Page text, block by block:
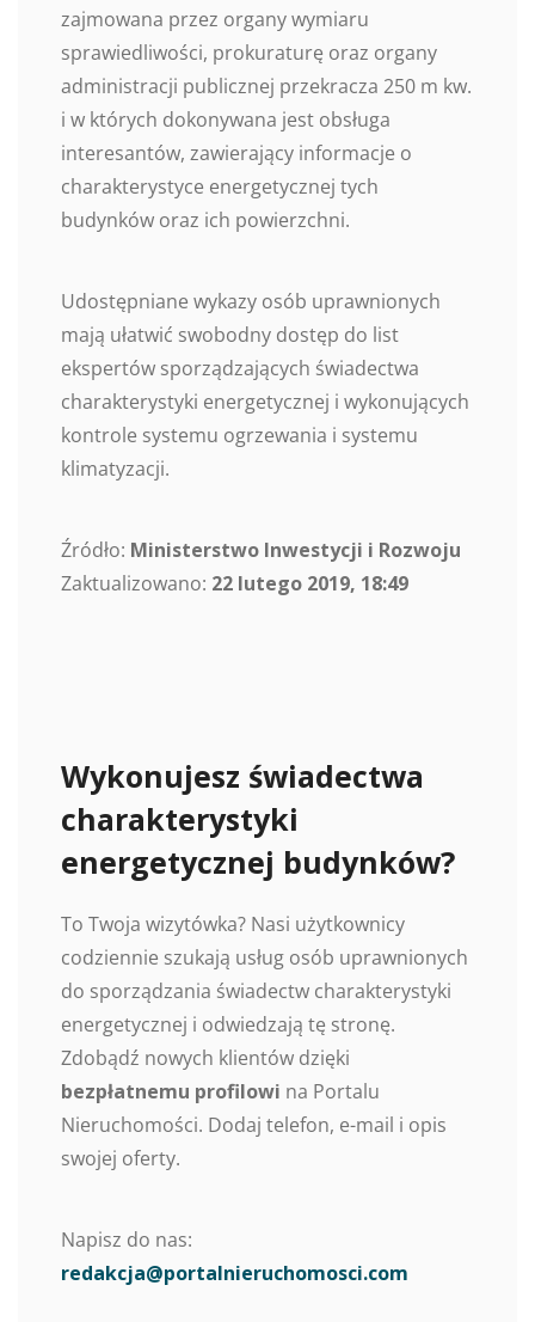
zajmowana przez organy wymiaru
sprawiedliwości, prokuraturę oraz organy
administracji publicznej przekracza 250 m kw.
i w których dokonywana jest obsługa
interesantów, zawierający informacje o
charakterystyce energetycznej tych
budynków oraz ich powierzchni.
Udostępniane wykazy osób uprawnionych
mają ułatwić swobodny dostęp do list
ekspertów sporządzających świadectwa
charakterystyki energetycznej i wykonujących
kontrole systemu ogrzewania i systemu
klimatyzacji.
Źródło: Ministerstwo Inwestycji i Rozwoju
Zaktualizowano: 22 lutego 2019, 18:49
Wykonujesz świadectwa
charakterystyki
energetycznej budynków?
To Twoja wizytówka? Nasi użytkownicy
codziennie szukają usług osób uprawnionych
do sporządzania świadectw charakterystyki
energetycznej i odwiedzają tę stronę.
Zdobądź nowych klientów dzięki
bezpłatnemu profilowi na Portalu
Nieruchomości. Dodaj telefon, e-mail i opis
swojej oferty.
Napisz do nas:
redakcja@portalnieruchomosci.com